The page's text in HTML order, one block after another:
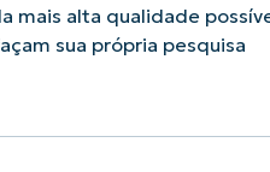
mais alta qualidade
sua própria pesquisa